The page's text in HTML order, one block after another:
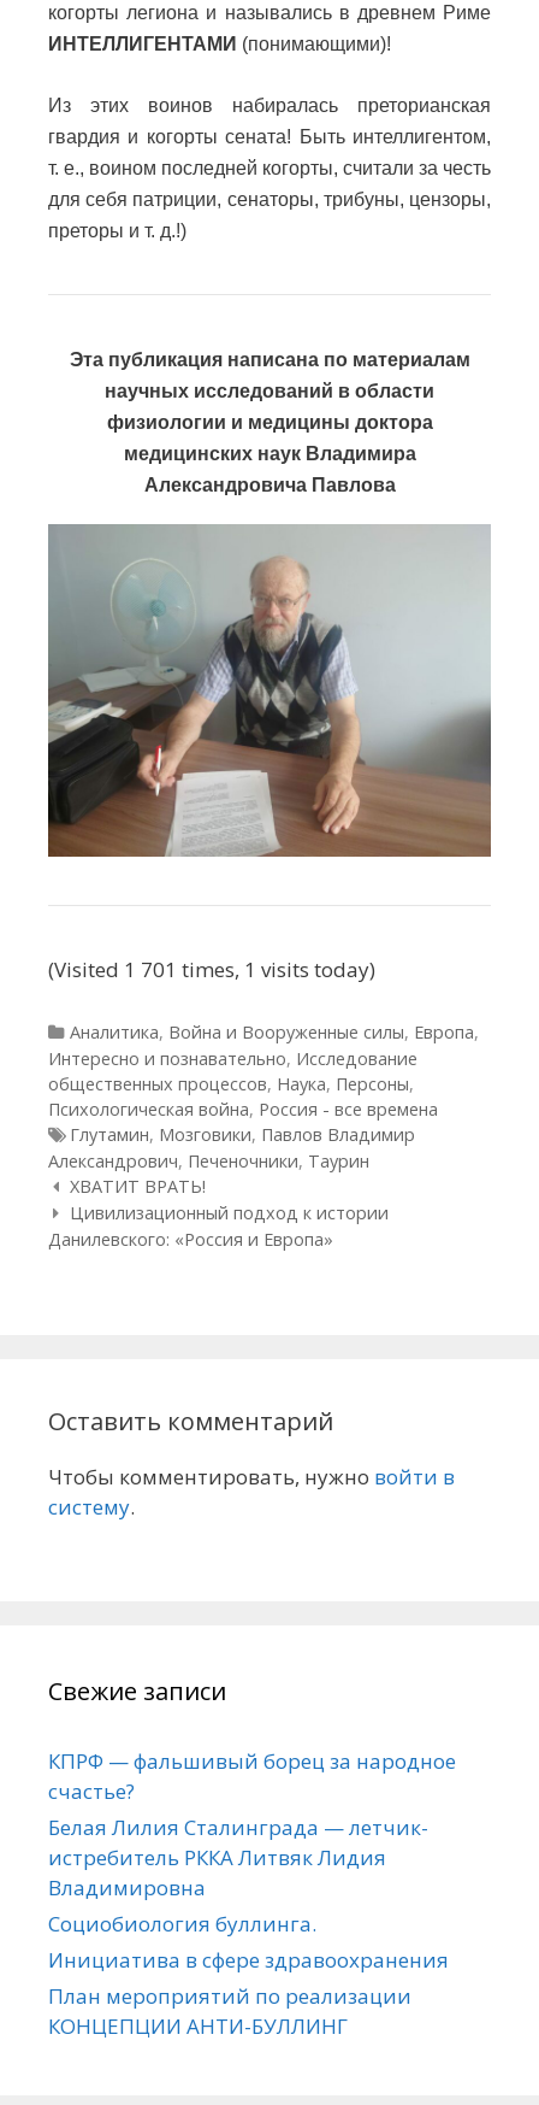
когорты легиона и назывались в древнем Риме
ИНТЕЛЛИГЕНТАМИ (понимающими)!
Из этих воинов набиралась преторианская
гвардия и когорты сената! Быть интеллигентом,
т. е., воином последней когорты, считали за честь
для себя патриции, сенаторы, трибуны, цензоры,
преторы и т. д.!)
Эта публикация написана по материалам
научных исследований в области
физиологии и медицины доктора
медицинских наук Владимира
Александровича Павлова
(Visited 1 701 times, 1 visits today)
Рубрики
Аналитика, Война и Вооруженные силы, Европа,
Интересно и познавательно, Исследование
общественных процессов, Наука, Персоны,
Психологическая война, Россия - все времена
Метки
Глутамин, Мозговики, Павлов Владимир
Александрович, Печеночники, Таурин
Навигация по статьям
ХВАТИТ ВРАТЬ!
Цивилизационный подход к истории
Данилевского: «Россия и Европа»
Оставить комментарий
Чтобы комментировать, нужно войти в
систему.
Свежие записи
КПРФ — фальшивый борец за народное
счастье?
Белая Лилия Сталинграда — летчик-
истребитель РККА Литвяк Лидия
Владимировна
Социобиология буллинга.
Инициатива в сфере здравоохранения
План мероприятий по реализации
КОНЦЕПЦИИ АНТИ-БУЛЛИНГ